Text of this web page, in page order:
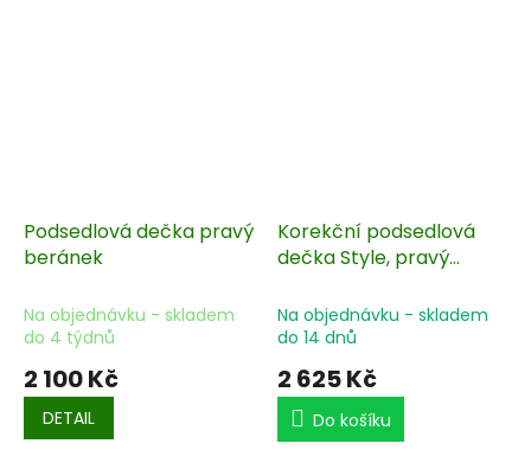
Podsedlová dečka pravý
beránek
Na objednávku - skladem
do 4 týdnů
2 100 Kč
DETAIL
Korekční podsedlová
dečka Style, pravý
Na objednávku - skladem
do 14 dnů
2 625 Kč
Do košíku